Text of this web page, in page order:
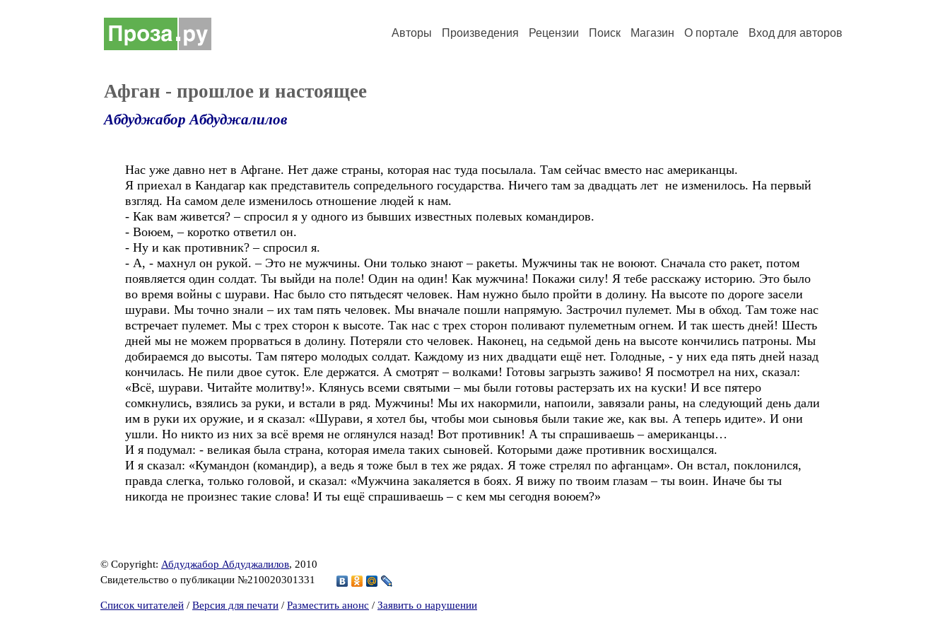
Авторы Произведения Рецензии Поиск Магазин О портале Вход для авторов
Афган - прошлое и настоящее
Абдуджабор Абдуджалилов
Нас уже давно нет в Афгане. Нет даже страны, которая нас туда посылала. Там сейчас вместо нас американцы.
Я приехал в Кандагар как представитель сопредельного государства. Ничего там за двадцать лет не изменилось. На первый
взгляд. На самом деле изменилось отношение людей к нам.
- Как вам живется? – спросил я у одного из бывших известных полевых командиров.
- Воюем, – коротко ответил он.
- Ну и как противник? – спросил я.
- А, - махнул он рукой. – Это не мужчины. Они только знают – ракеты. Мужчины так не воюют. Сначала сто ракет, потом
появляется один солдат. Ты выйди на поле! Один на один! Как мужчина! Покажи силу! Я тебе расскажу историю. Это было
во время войны с шурави. Нас было сто пятьдесят человек. Нам нужно было пройти в долину. На высоте по дороге засели
шурави. Мы точно знали – их там пять человек. Мы вначале пошли напрямую. Застрочил пулемет. Мы в обход. Там тоже нас
встречает пулемет. Мы с трех сторон к высоте. Так нас с трех сторон поливают пулеметным огнем. И так шесть дней! Шесть
дней мы не можем прорваться в долину. Потеряли сто человек. Наконец, на седьмой день на высоте кончились патроны. Мы
добираемся до высоты. Там пятеро молодых солдат. Каждому из них двадцати ещё нет. Голодные, - у них еда пять дней назад
кончилась. Не пили двое суток. Еле держатся. А смотрят – волками! Готовы загрызть заживо! Я посмотрел на них, сказал:
«Всё, шурави. Читайте молитву!». Клянусь всеми святыми – мы были готовы растерзать их на куски! И все пятеро
сомкнулись, взялись за руки, и встали в ряд. Мужчины! Мы их накормили, напоили, завязали раны, на следующий день дали
им в руки их оружие, и я сказал: «Шурави, я хотел бы, чтобы мои сыновья были такие же, как вы. А теперь идите». И они
ушли. Но никто из них за всё время не оглянулся назад! Вот противник! А ты спрашиваешь – американцы…
И я подумал: - великая была страна, которая имела таких сыновей. Которыми даже противник восхищался.
И я сказал: «Кумандон (командир), а ведь я тоже был в тех же рядах. Я тоже стрелял по афганцам». Он встал, поклонился,
правда слегка, только головой, и сказал: «Мужчина закаляется в боях. Я вижу по твоим глазам – ты воин. Иначе бы ты
никогда не произнес такие слова! И ты ещё спрашиваешь – с кем мы сегодня воюем?»
© Copyright: Абдуджабор Абдуджалилов, 2010
Свидетельство о публикации №210020301331
Список читателей / Версия для печати / Разместить анонс / Заявить о нарушении